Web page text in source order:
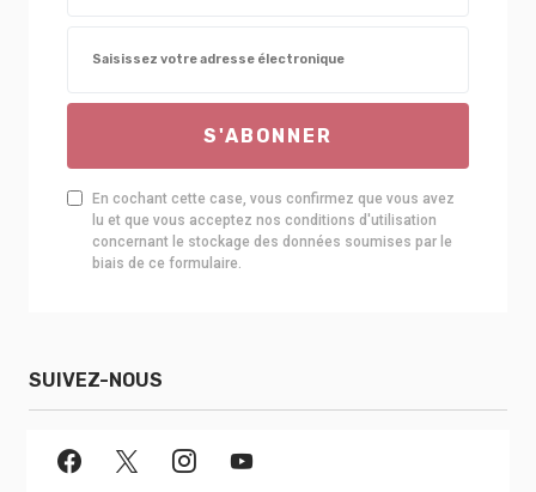
S'ABONNER
En cochant cette case, vous confirmez que vous avez
lu et que vous acceptez nos conditions d'utilisation
concernant le stockage des données soumises par le
biais de ce formulaire.
SUIVEZ-NOUS